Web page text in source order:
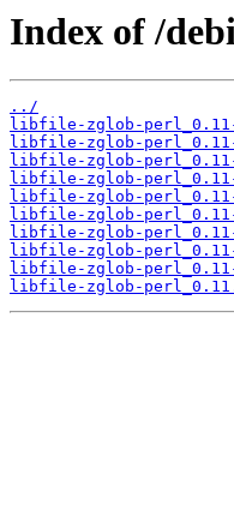
Index of /
../
libfile-zglob-
libfile-zglob-
libfile-zglob-
libfile-zglob-
libfile-zglob-
libfile-zglob-
libfile-zglob-
libfile-zglob-
libfile-zglob-
libfile-zglob-